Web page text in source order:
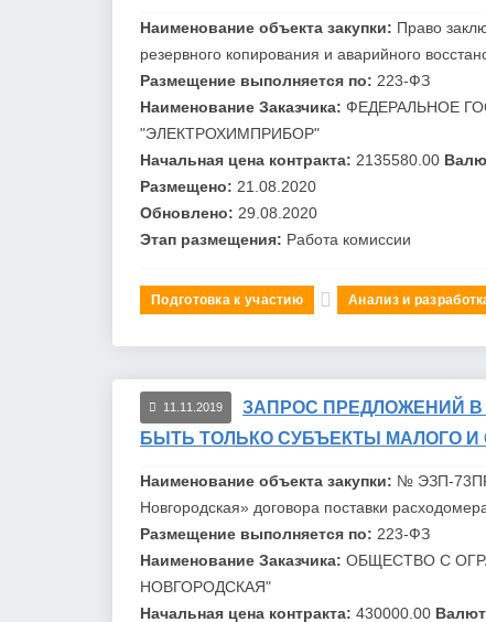
Наименование объекта закупки: Право
резервного копирования и аварийного
Размещение выполняется по: 223-ФЗ
Наименование Заказчика: ФЕДЕРАЛЬНОЕ
"ЭЛЕКТРОХИМПРИБОР"
Начальная цена контракта: 2135580.00
Размещено: 21.08.2020
Обновлено: 29.08.2020
Этап размещения: Работа комиссии
Подготовка к участию Анализ и
11.11.2019
ЗАПРОС ПРЕДЛОЖЕНИЙ В
БЫТЬ ТОЛЬКО СУБЪЕКТЫ МАЛОГО И
Наименование объекта закупки: № ЭЗП-
Новгородская» договора поставки
Размещение выполняется по: 223-ФЗ
Наименование Заказчика: ОБЩЕСТВО С
НОВГОРОДСКАЯ"
Начальная цена контракта: 430000.00